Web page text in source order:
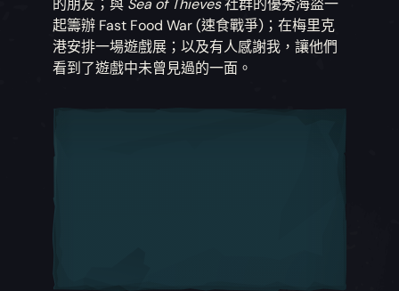
的朋友；與 Sea of Thieves社群的優秀海盜一
起籌辦 Fast Food War (速食戰爭)；在梅里克
港安排一場遊戲展；以及有人感謝我，讓他們
看到了遊戲中未曾見過的一面。